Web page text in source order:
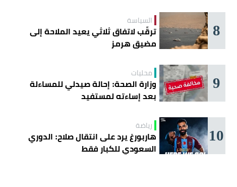
8 السياسة
ترقّب لاتفاق ثلاثي يعيد الملاحة إلى
مضيق هرمز
9 محليات
وزارة الصحة: إحالة صيدلي للمساءلة
بعد إساءته لمستفيد
10 رياضة
هاربورغ يرد على انتقال صلاح: الدوري
السعودي للكبار فقط